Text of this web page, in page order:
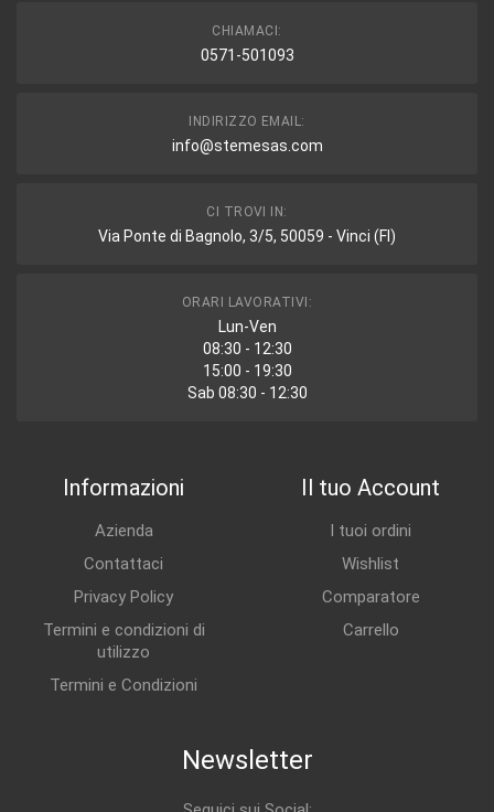
CHIAMACI:
0571-501093
INDIRIZZO EMAIL:
info@stemesas.com
CI TROVI IN:
Via Ponte di Bagnolo, 3/5, 50059 - Vinci (FI)
ORARI LAVORATIVI:
Lun-Ven
08:30 - 12:30
15:00 - 19:30
Sab 08:30 - 12:30
Informazioni
Azienda
Contattaci
Privacy Policy
Termini e condizioni di
utilizzo
Termini e Condizioni
Il tuo Account
I tuoi ordini
Wishlist
Comparatore
Carrello
Newsletter